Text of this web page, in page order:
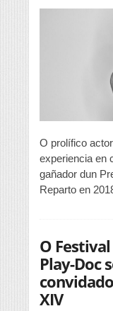
O prolífico
experiencia en
gañador dun
Reparto en
O
Play-Doc
XIV